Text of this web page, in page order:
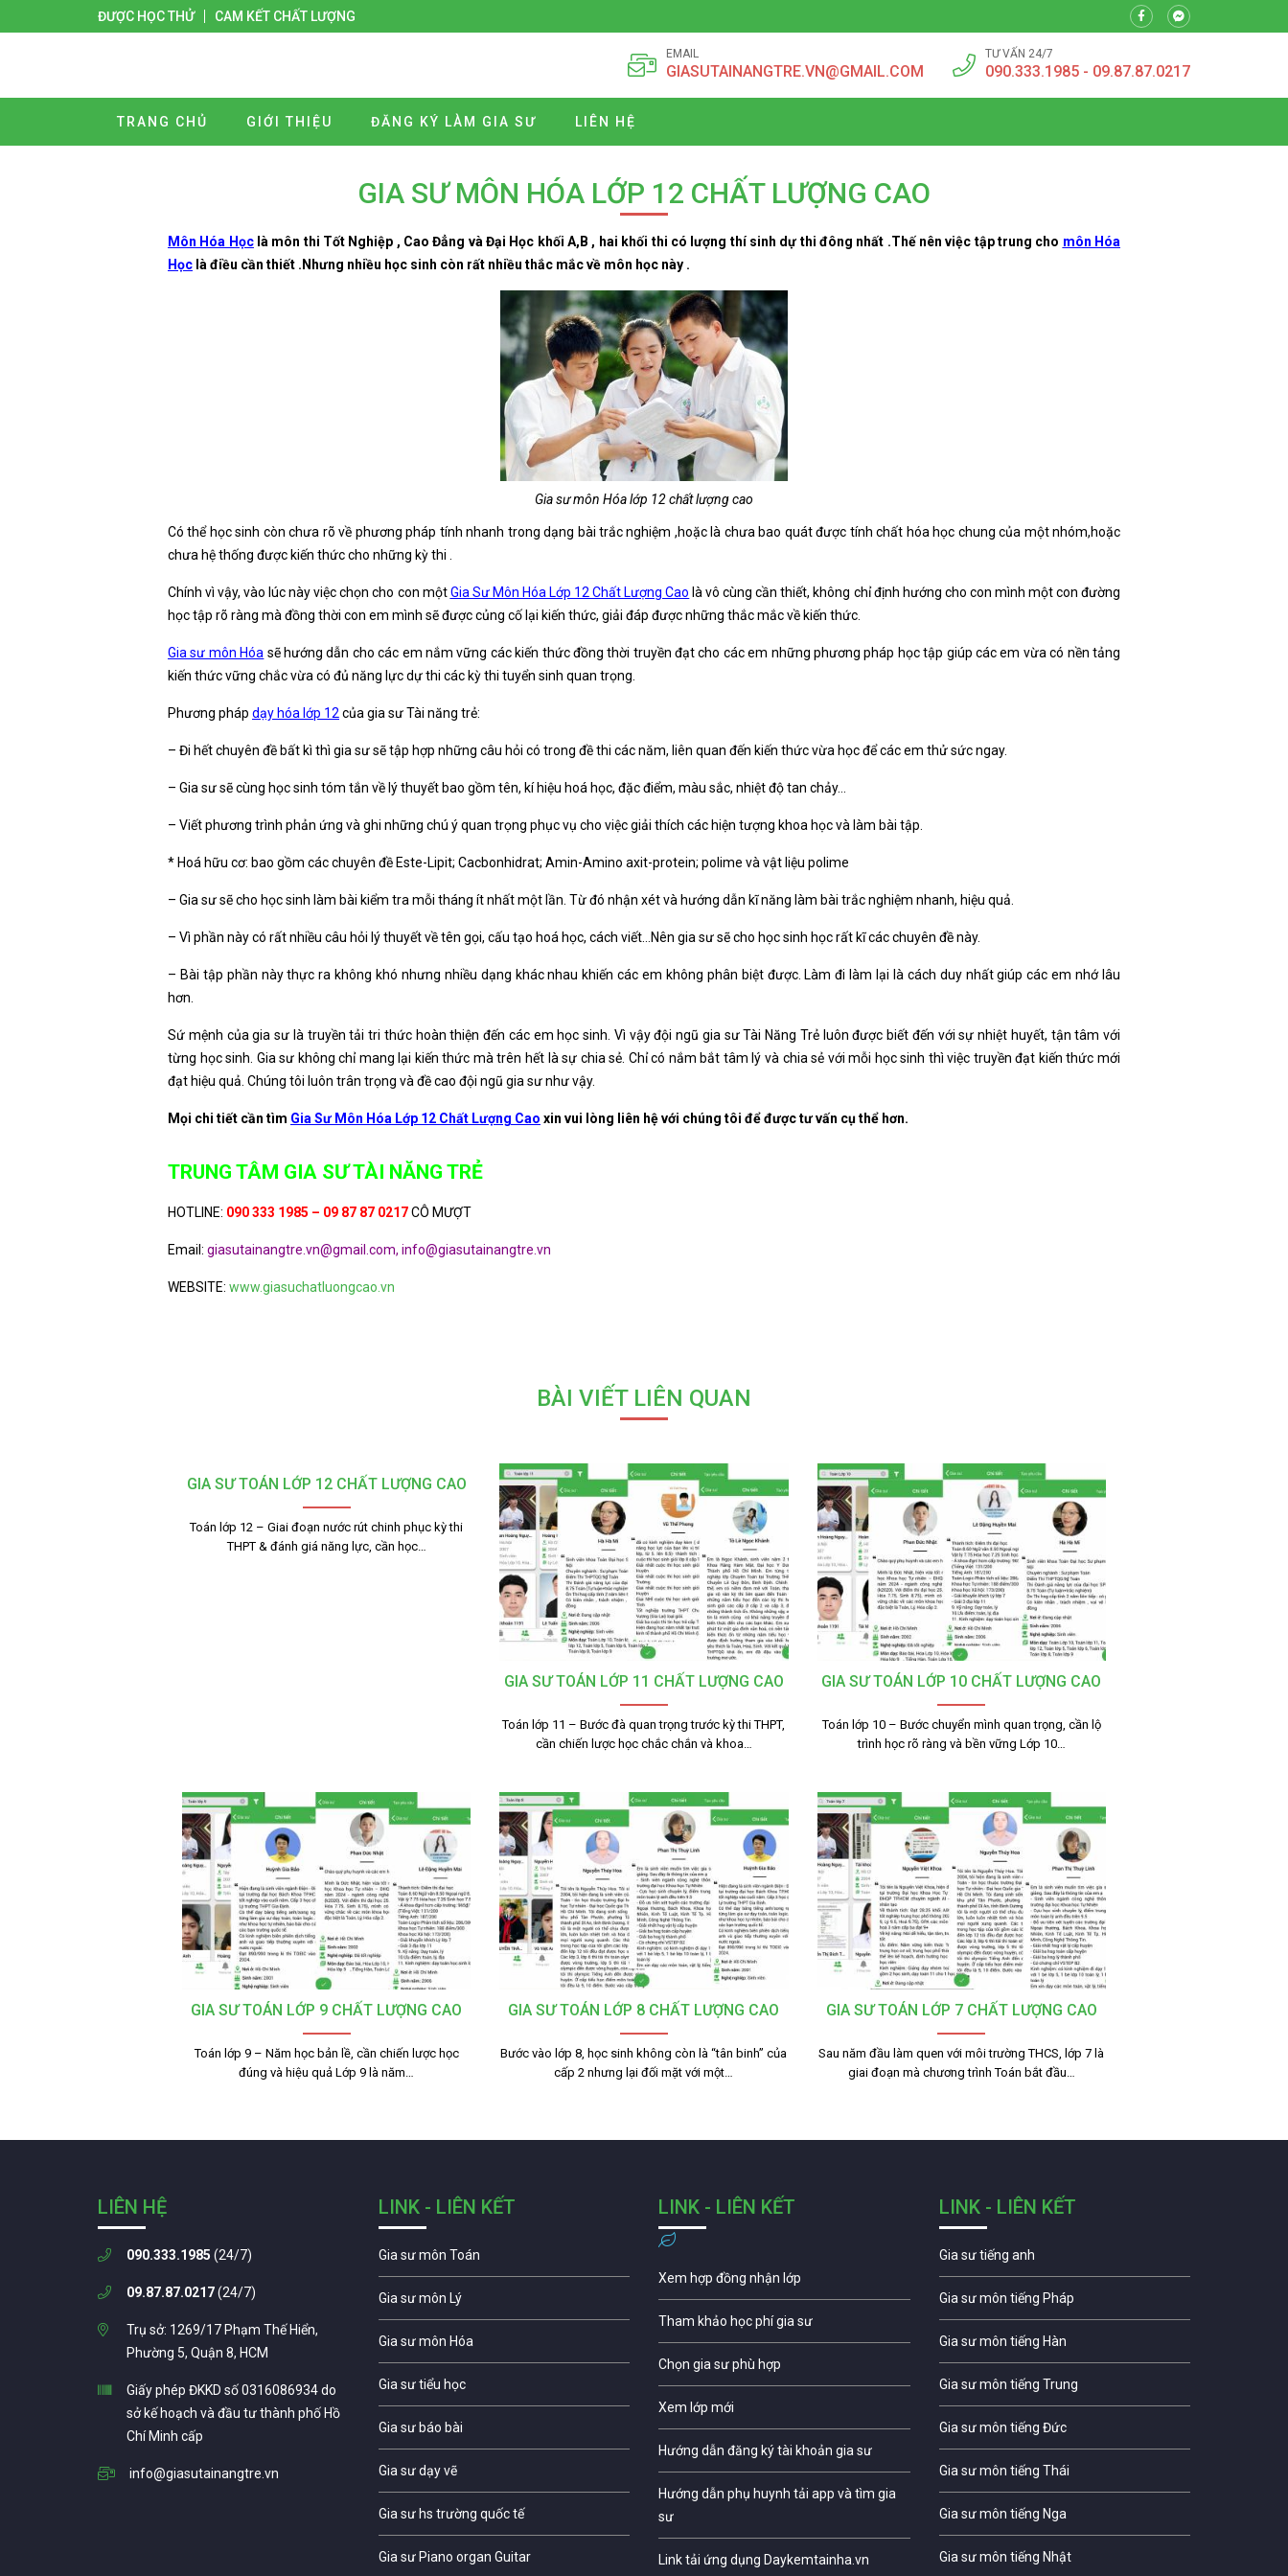
ĐƯỢC HỌC THỬ CAM KẾT CHẤT LƯỢNG
EMAIL
GIASUTAINANGTRE.VN@GMAIL.COM
TƯ VẤN 24/7
090.333.1985 - 09.87.87.0217
TRANG CHỦ GIỚI THIỆU ĐĂNG KÝ LÀM GIA SƯ LIÊN HỆ
GIA SƯ MÔN HÓA LỚP 12 CHẤT LƯỢNG CAO
Môn Hóa Họclà môn thi Tốt Nghiệp , Cao Đẳng và Đại Học khối A,B , hai khối thi có lượng thí sinh dự thi đông nhất .Thế nên việc tập trung cho môn Hóa
Học là điều cần thiết .Nhưng nhiều học sinh còn rất nhiều thắc mắc về môn học này .
Gia sư môn Hóa lớp 12 chất lượng cao
Có thể học sinh còn chưa rõ về phương pháp tính nhanh trong dạng bài trắc nghiệm ,hoặc là chưa bao quát được tính chất hóa học chung của một nhóm,hoặc
chưa hệ thống được kiến thức cho những kỳ thi .
Chính vì vậy, vào lúc này việc chọn cho con mộtGia Sư Môn Hóa Lớp 12 Chất Lượng Cao là vô cùng cần thiết, không chỉ định hướng cho con mình một con đường
học tập rõ ràng mà đồng thời con em mình sẽ được củng cố lại kiến thức, giải đáp được những thắc mắc về kiến thức.
Gia sư môn Hóa sẽ hướng dẫn cho các em nắm vững các kiến thức đồng thời truyền đạt cho các em những phương pháp học tập giúp các em vừa có nền tảng
kiến thức vững chắc vừa có đủ năng lực dự thi các kỳ thi tuyển sinh quan trọng.
Phương pháp dạy hóa lớp 12 của gia sư Tài năng trẻ:
– Đi hết chuyên đề bất kì thì gia sư sẽ tập hợp những câu hỏi có trong đề thi các năm, liên quan đến kiến thức vừa học để các em thử sức ngay.
– Gia sư sẽ cùng học sinh tóm tắn về lý thuyết bao gồm tên, kí hiệu hoá học, đặc điểm, màu sắc, nhiệt độ tan chảy…
– Viết phương trình phản ứng và ghi những chú ý quan trọng phục vụ cho việc giải thích các hiện tượng khoa học và làm bài tập.
* Hoá hữu cơ: bao gồm các chuyên đề Este-Lipit; Cacbonhidrat; Amin-Amino axit-protein; polime và vật liệu polime
– Gia sư sẽ cho học sinh làm bài kiểm tra mỗi tháng ít nhất một lần. Từ đó nhận xét và hướng dẫn kĩ năng làm bài trắc nghiệm nhanh, hiệu quả.
– Vì phần này có rất nhiều câu hỏi lý thuyết về tên gọi, cấu tạo hoá học, cách viết…Nên gia sư sẽ cho học sinh học rất kĩ các chuyên đề này.
– Bài tập phần này thực ra không khó nhưng nhiều dạng khác nhau khiến các em không phân biệt được. Làm đi làm lại là cách duy nhất giúp các em nhớ lâu
hơn.
Sứ mệnh của gia sư là truyền tải tri thức hoàn thiện đến các em học sinh. Vì vậy đội ngũ gia sư Tài Năng Trẻ luôn được biết đến với sự nhiệt huyết, tận tâm với
từng học sinh. Gia sư không chỉ mang lại kiến thức mà trên hết là sự chia sẻ. Chỉ có nắm bắt tâm lý và chia sẻ với mỗi học sinh thì việc truyền đạt kiến thức mới
đạt hiệu quả. Chúng tôi luôn trân trọng và đề cao đội ngũ gia sư như vậy.
Mọi chi tiết cần tìm Gia Sư Môn Hóa Lớp 12 Chất Lượng Cao xin vui lòng liên hệ với chúng tôi để được tư vấn cụ thể hơn.
TRUNG TÂM GIA SƯ TÀI NĂNG TRẺ
HOTLINE: 090 333 1985 – 09 87 87 0217CÔ MƯỢT
Email: giasutainangtre.vn@gmail.com, info@giasutainangtre.vn
WEBSITE: www.giasuchatluongcao.vn
BÀI VIẾT LIÊN QUAN
GIA SƯ TOÁN LỚP 12 CHẤT LƯỢNG CAO
Toán lớp 12 – Giai đoạn nước rút chinh phục kỳ thi
THPT & đánh giá năng lực, cần học…
GIA SƯ TOÁN LỚP 11 CHẤT LƯỢNG CAO
Toán lớp 11 – Bước đà quan trọng trước kỳ thi THPT,
cần chiến lược học chắc chắn và khoa…
GIA SƯ TOÁN LỚP 10 CHẤT LƯỢNG CAO
Toán lớp 10 – Bước chuyển mình quan trọng, cần lộ
trình học rõ ràng và bền vững Lớp 10…
GIA SƯ TOÁN LỚP 9 CHẤT LƯỢNG CAO
Toán lớp 9 – Năm học bản lề, cần chiến lược học
đúng và hiệu quả Lớp 9 là năm…
GIA SƯ TOÁN LỚP 8 CHẤT LƯỢNG CAO
Bước vào lớp 8, học sinh không còn là “tân binh” của
cấp 2 nhưng lại đối mặt với một…
GIA SƯ TOÁN LỚP 7 CHẤT LƯỢNG CAO
Sau năm đầu làm quen với môi trường THCS, lớp 7 là
giai đoạn mà chương trình Toán bắt đầu…
LIÊN HỆ
090.333.1985 (24/7)
09.87.87.0217(24/7)
Trụ sở: 1269/17 Phạm Thế Hiển,
Phường 5, Quận 8, HCM
Giấy phép ĐKKD số 0316086934 do
sở kế hoạch và đầu tư thành phố Hồ
Chí Minh cấp
info@giasutainangtre.vn
LINK - LIÊN KẾT
Gia sư môn Toán
Gia sư môn Lý
Gia sư môn Hóa
Gia sư tiểu học
Gia sư báo bài
Gia sư dạy vẽ
Gia sư hs trường quốc tế
Gia sư Piano organ Guitar
LINK - LIÊN KẾT
Xem hợp đồng nhận lớp
Tham khảo học phí gia sư
Chọn gia sư phù hợp
Xem lớp mới
Hướng dẫn đăng ký tài khoản gia sư
Hướng dẫn phụ huynh tải app và tìm gia
sư
Link tải ứng dụng Daykemtainha.vn
LINK - LIÊN KẾT
Gia sư tiếng anh
Gia sư môn tiếng Pháp
Gia sư môn tiếng Hàn
Gia sư môn tiếng Trung
Gia sư môn tiếng Đức
Gia sư môn tiếng Thái
Gia sư môn tiếng Nga
Gia sư môn tiếng Nhật